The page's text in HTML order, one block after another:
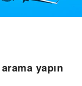
yapın